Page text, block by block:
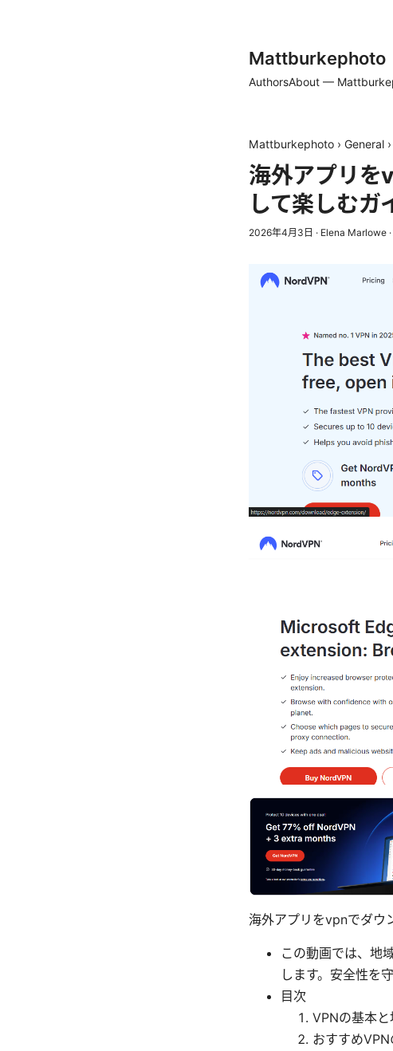
Mattburkephoto
AuthorsAbout —
Mattburkephoto › General ›
海外アプリを
して楽しむガ
2026年4月3日 · Elena Marlowe ·
海外アプリをvpnでダウ
この動画では、地
します。安全性を
目次
VPNの基本
おすすめ